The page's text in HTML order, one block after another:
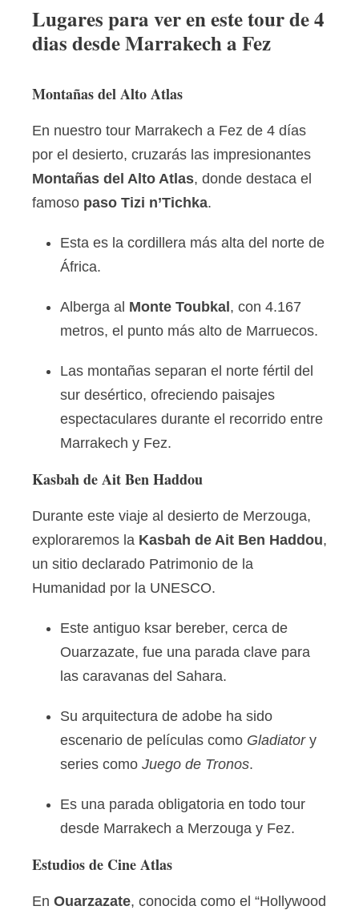
Lugares para ver en este tour de 4
dias desde Marrakech a Fez
Montañas del Alto Atlas
En nuestro tour Marrakech a Fez de 4 días
por el desierto, cruzarás las impresionantes
Montañas del Alto Atlas, donde destaca el
famoso paso Tizi n’Tichka.
Esta es la cordillera más alta del norte de
África.
Alberga al Monte Toubkal, con 4.167
metros, el punto más alto de Marruecos.
Las montañas separan el norte fértil del
sur desértico, ofreciendo paisajes
espectaculares durante el recorrido entre
Marrakech y Fez.
Kasbah de Ait Ben Haddou
Durante este viaje al desierto de Merzouga,
exploraremos la Kasbah de Ait Ben Haddou,
un sitio declarado Patrimonio de la
Humanidad por la UNESCO.
Este antiguo ksar bereber, cerca de
Ouarzazate, fue una parada clave para
las caravanas del Sahara.
Su arquitectura de adobe ha sido
escenario de películas como Gladiatory
series como Juego de Tronos.
Es una parada obligatoria en todo tour
desde Marrakech a Merzouga y Fez.
Estudios de Cine Atlas
En Ouarzazate, conocida como el “Hollywood